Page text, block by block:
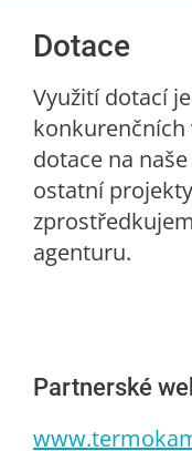
Dotace
Využití dotací
konkurenčních
dotace na
ostatní
agenturu.
Partnerské